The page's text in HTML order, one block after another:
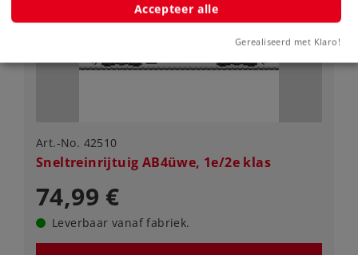
Art.-No. 42510
Sneltreinrijtuig AB4üwe, 1e/2e klas
74,99 €
Leverbaar vanaf fabriek.
Accepteer alle
Gerealiseerd met Klaro!